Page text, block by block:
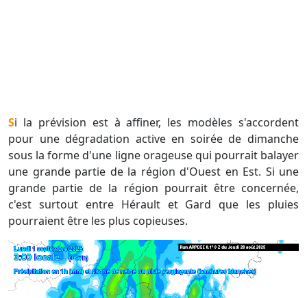
Si la prévision est à affiner, les modèles s'accordent
pour une dégradation active en soirée de dimanche
sous la forme d'une ligne orageuse qui pourrait balayer
une grande partie de la région d'Ouest en Est. Si une
grande partie de la région pourrait être concernée,
c'est surtout entre Hérault et Gard que les pluies
pourraient être les plus copieuses.